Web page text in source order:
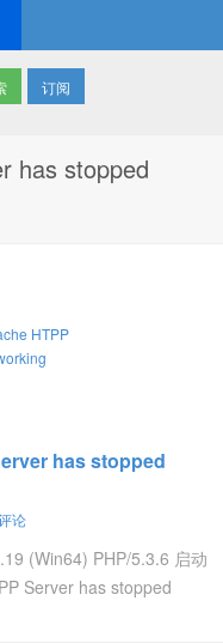
订阅
has stopped
has stopped
论
(Win64) PHP/5.3.6 启动
Server has stopped